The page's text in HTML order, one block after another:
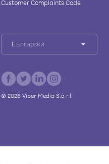
Customer Complaints Code
Български
© 2026Viber Media S.à r.l.